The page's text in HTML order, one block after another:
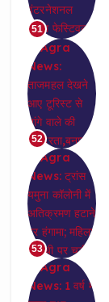
51
52
53